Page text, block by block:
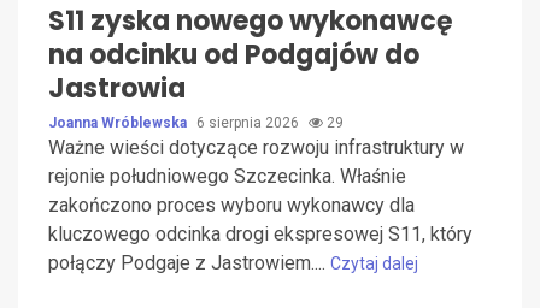
S11 zyska nowego wykonawcę
na odcinku od Podgajów do
Jastrowia
Joanna Wróblewska 6 sierpnia 2026 29
Ważne wieści dotyczące rozwoju infrastruktury w
rejonie południowego Szczecinka. Właśnie
zakończono proces wyboru wykonawcy dla
kluczowego odcinka drogi ekspresowej S11, który
połączy Podgaje z Jastrowiem.... Czytaj dalej